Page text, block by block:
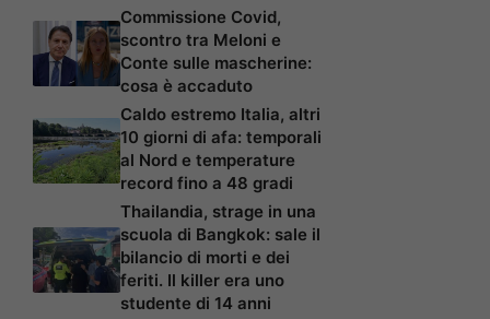
Commissione Covid,
scontro tra Meloni e
Conte sulle mascherine:
cosa è accaduto
Caldo estremo Italia, altri
10 giorni di afa: temporali
al Nord e temperature
record fino a 48 gradi
Thailandia, strage in una
scuola di Bangkok: sale il
bilancio di morti e dei
feriti. Il killer era uno
studente di 14 anni